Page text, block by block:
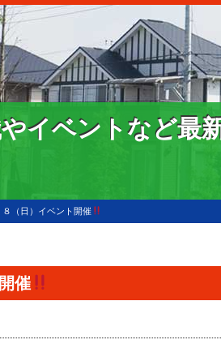
イベントなど最
（日）イベント開催
催